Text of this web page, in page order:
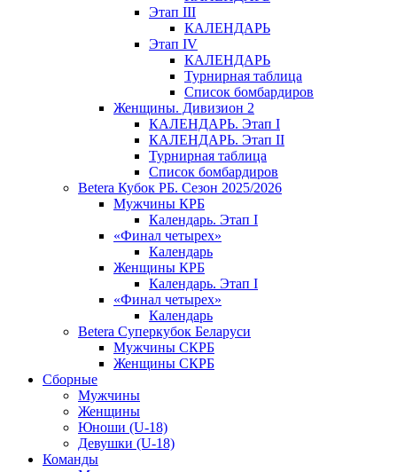
Этап III
КАЛЕНДАРЬ
Этап IV
КАЛЕНДАРЬ
Турнирная таблица
Список бомбардиров
Женщины. Дивизион 2
КАЛЕНДАРЬ. Этап I
КАЛЕНДАРЬ. Этап II
Турнирная таблица
Список бомбардиров
Betera Кубок РБ. Сезон 2025/2026
Мужчины КРБ
Календарь. Этап I
«Финал четырех»
Календарь
Женщины КРБ
Календарь. Этап I
«Финал четырех»
Календарь
Betera Суперкубок Беларуси
Мужчины СКРБ
Женщины СКРБ
Сборные
Мужчины
Женщины
Юноши (U-18)
Девушки (U-18)
Команды